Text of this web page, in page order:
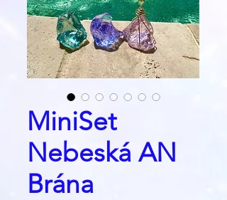
MiniSet
Nebeská AN
Brána